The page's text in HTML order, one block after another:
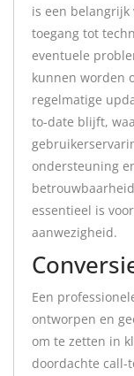
is een
toegang tot
eventuele
kunnen worden
regelmatige
to-date blijft,
ondersteuning
essentieel is
aanwezigheid.
Een
ontworpen en
om te zetten in
doordachte call-